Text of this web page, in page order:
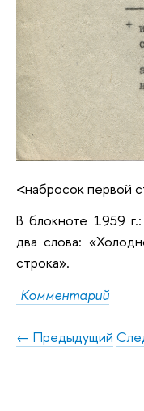
<набросок первой
В блокноте 1959
два слова:
строка».
Комментарий
← Предыдущий